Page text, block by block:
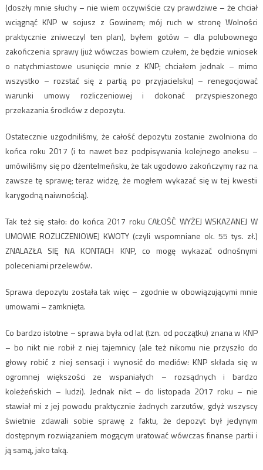
(doszły mnie słuchy – nie wiem oczywiście czy prawdziwe – że chciał
wciągnąć KNP w sojusz z Gowinem; mój ruch w stronę Wolności
praktycznie zniweczyl ten plan), byłem gotów – dla polubownego
zakończenia sprawy (już wówczas bowiem czułem, że będzie wniosek
o natychmiastowe usunięcie mnie z KNP; chciałem jednak – mimo
wszystko – rozstać się z partią po przyjacielsku) – renegocjować
warunki umowy rozliczeniowej i dokonać przyspieszonego
przekazania środków z depozytu.
Ostatecznie uzgodniliśmy, że całość depozytu zostanie zwolniona do
końca roku 2017 (i to nawet bez podpisywania kolejnego aneksu –
umówiliśmy się po dżentelmeńsku, że tak ugodowo zakończymy raz na
zawsze tę sprawę; teraz widzę, że mogłem wykazać się w tej kwestii
karygodną naiwnością).
Tak też się stało: do końca 2017 roku CAŁOŚĆ WYŻEJ WSKAZANEJ W
UMOWIE ROZLICZENIOWEJ KWOTY (czyli wspomniane ok. 55 tys. zł.)
ZNALAZŁA SIĘ NA KONTACH KNP, co mogę wykazać odnośnymi
poleceniami przelewów.
Sprawa depozytu została tak więc – zgodnie w obowiązującymi mnie
umowami – zamknięta.
Co bardzo istotne – sprawa była od lat (tzn. od początku) znana w KNP
– bo nikt nie robił z niej tajemnicy (ale też nikomu nie przyszło do
głowy robić z niej sensacji i wynosić do mediów: KNP składa się w
ogromnej większości ze wspaniałych – rozsądnych i bardzo
koleżeńskich – ludzi). Jednak nikt – do listopada 2017 roku – nie
stawiał mi z jej powodu praktycznie żadnych zarzutów, gdyż wszyscy
świetnie zdawali sobie sprawę z faktu, że depozyt był jedynym
dostępnym rozwiązaniem mogącym uratować wówczas finanse partii i
ją samą, jako taką.